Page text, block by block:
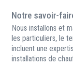
Notre savoir-
Nous installons et
les particuliers, le
incluent une
installations de